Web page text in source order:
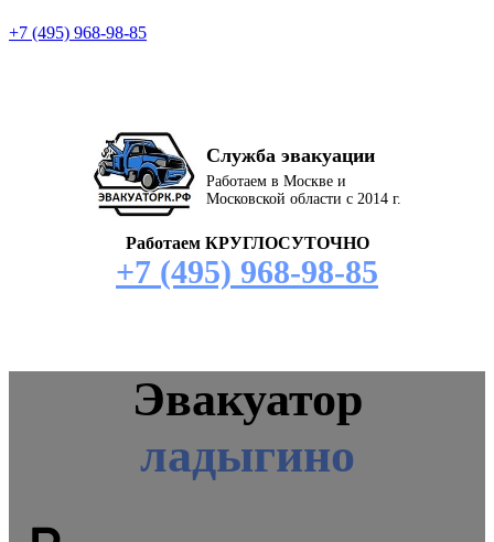
+7 (495) 968-98-85
Служба эвакуации
Работаем в Москве и
Московской области с 2014 г.
Работаем КРУГЛОСУТОЧНО
+7 (495) 968-98-85
Эвакуатор
ладыгино